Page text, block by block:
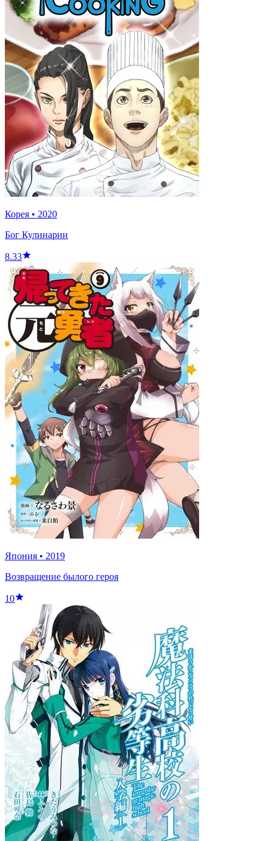
Корея • 2020
Бог Кулинарии
8.33
Япония • 2019
Возвращение былого героя
10